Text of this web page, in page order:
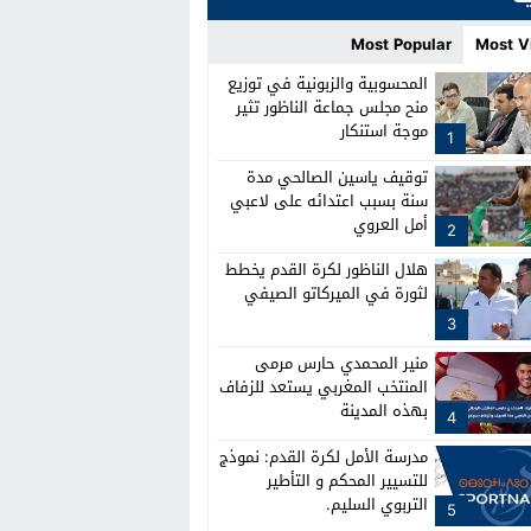
Most
Most Popular
1
المحسوبية والزبونية في توزيع
منح مجلس جماعة الناظور تثير
موجة استنكار
2
توقيف ياسين الصالحي مدة
سنة بسبب اعتدائه على لاعبي
أمل العروي
3
هلال الناظور لكرة القدم يخطط
لثورة في الميركاتو الصيفي
4
منير المحمدي حارس مرمى
المنتخب المغربي يستعد للزفاف
بهذه المدينة
5
مدرسة الأمل لكرة القدم: نموذج
للتسيير المحكم و التأطير
التربوي السليم.